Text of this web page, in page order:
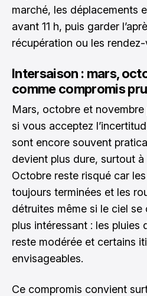
marché, les déplacements
avant 11 h, puis garder
récupération ou les
Intersaison : mars,
comme compromis
Mars, octobre et
si vous acceptez
sont encore souvent
devient plus dure, surtout à
Octobre reste risqué car
toujours terminées et les
détruites même si le ciel
plus intéressant : les pluies
reste modérée et certains
envisageables.
Ce compromis convient